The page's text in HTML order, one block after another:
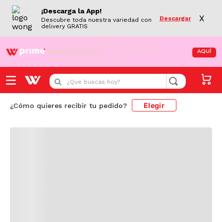
¡Descarga la App!
Descubre toda nuestra variedad con
delivery GRATIS
Descargar X
¡Aún no eres Wong Prime! Aprovecha el
DESPACHO GRATIS en tus compras de
supermercado desde S/79.90
AQUÍ
¿Que buscas hoy?
¿Cómo quieres recibir tu pedido? Elegir
Cargando comentarios...